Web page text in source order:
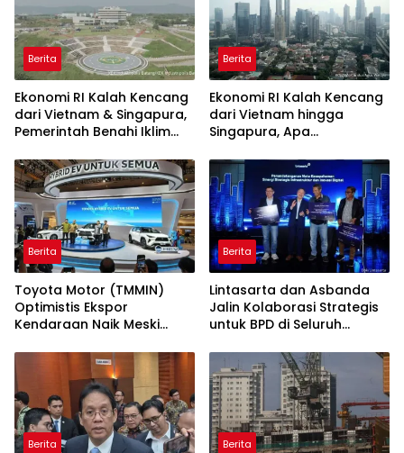
Berita
Ekonomi RI Kalah Kencang
dari Vietnam & Singapura,
Pemerintah Benahi Iklim
Berita
Ekonomi RI Kalah Kencang
dari Vietnam hingga
Singapura, Apa
Berita
Toyota Motor (TMMIN)
Optimistis Ekspor
Kendaraan Naik Meski
Berita
Lintasarta dan Asbanda
Jalin Kolaborasi Strategis
untuk BPD di Seluruh
Berita Berita